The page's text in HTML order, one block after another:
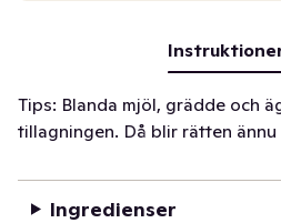
Tips: Blanda mjöl, grädde och
tillagningen. Då blir rätten ännu
Ingredienser